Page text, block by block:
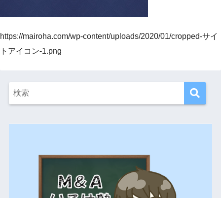
https://mairoha.com/wp-content/uploads/2020/01/cropped-サイ
トアイコン-1.png